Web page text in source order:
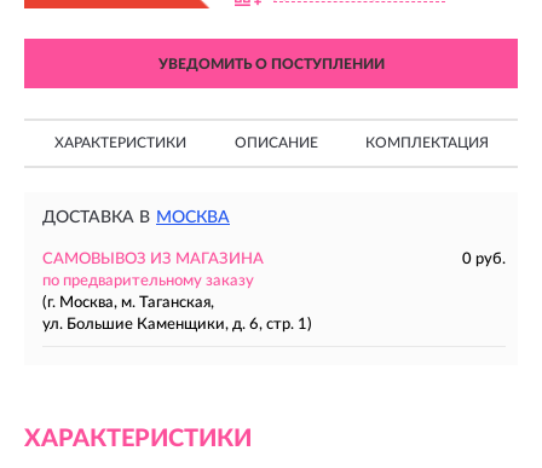
УВЕДОМИТЬ О ПОСТУПЛЕНИИ
ХАРАКТЕРИСТИКИ ОПИСАНИЕ КОМПЛЕКТАЦИЯ
ДОСТАВКА В МОСКВА
САМОВЫВОЗ ИЗ МАГАЗИНА
0 руб.
по предварительному заказу
(г. Москва, м. Таганская,
ул. Большие Каменщики, д. 6, стр. 1)
ХАРАКТЕРИСТИКИ